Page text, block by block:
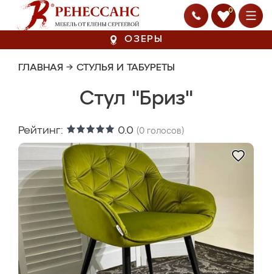
0
ОЗЕРЫ
ГЛАВНАЯ → СТУЛЬЯ И ТАБУРЕТЫ
Стул "Бриз"
Рейтинг: 0.0 (0 голосов)